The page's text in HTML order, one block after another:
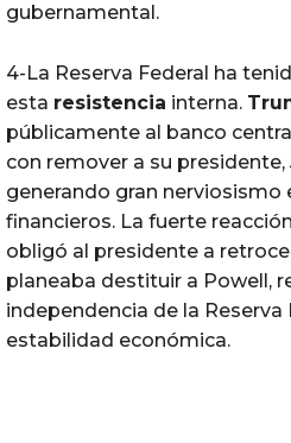
gubernamental.
4-La Reserva Federal ha
esta resistencia interna.
públicamente al banco
con remover a su
generando gran nerviosismo
financieros. La fuerte
obligó al presidente a
planeaba destituir a Powell,
independencia de la
estabilidad económica.